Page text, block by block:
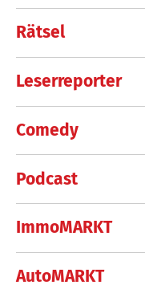
Rätsel
Leserreporter
Comedy
Podcast
ImmoMARKT
AutoMARKT